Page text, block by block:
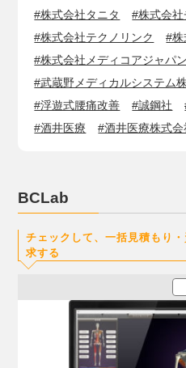
#株式会社タニタ
#株式会
#株式会社テクノリンク
#株
#株式会社メディコアジャパン
#武蔵野メディカルシステム
#浮遊式腰痛改善
#誠鋼社
#酒井医療
#酒井医療株式会
BCLab
チェックして、一括見積もり
求する